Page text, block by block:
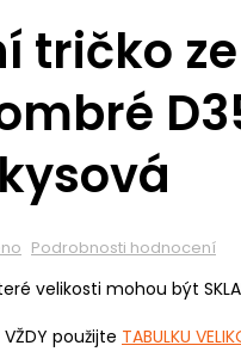
tričko ze
Podrobnosti hodnocení
velikosti mohou být
použijte TABULKU